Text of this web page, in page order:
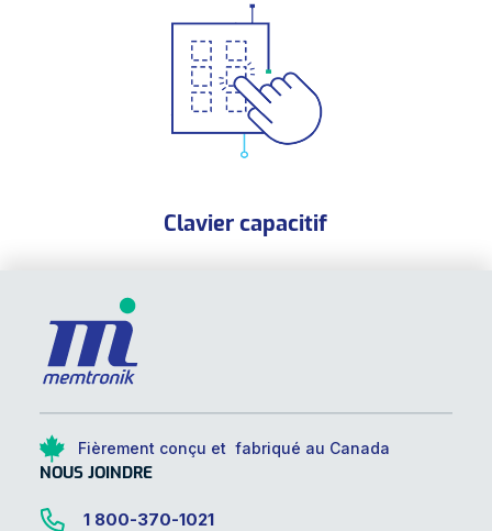
Clavier capacitif
Fièrement conçu et fabriqué au Canada
NOUS JOINDRE
1 800-370-1021